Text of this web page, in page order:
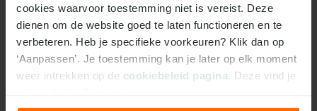
cookies waarvoor toestemming niet is vereist. Deze
dienen om de website goed te laten functioneren en te
verbeteren. Heb je specifieke voorkeuren? Klik dan op
‘Aanpassen’. Je toestemming kan je later op elk moment
weer intrekken op de cookiebeleid pagina . Deze vind je